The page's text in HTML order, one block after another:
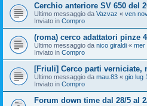
Cerchio anteriore SV 650 del
Ultimo messaggio da Vazvaz « ven
Inviato in Compro
(roma) cerco adattatori pinze
Ultimo messaggio da nico giraldi « mer
Inviato in Compro
[Friuli] Cerco parti verniciate,
Ultimo messaggio da mau.83 « gio lug
Inviato in Compro
Forum down time dal 28/5 al